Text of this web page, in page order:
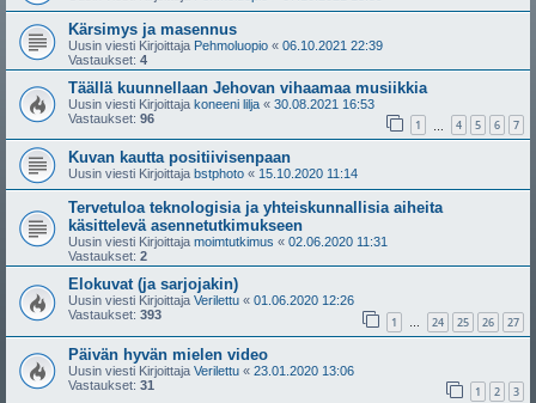
Kärsimys ja masennus
Uusin viesti Kirjoittaja Pehmoluopio « 06.10.2021 22:39
Vastaukset: 4
Täällä kuunnellaan Jehovan vihaamaa musiikkia
Uusin viesti Kirjoittaja koneeni lilja « 30.08.2021 16:53
Vastaukset: 96 1 4 5 6 7
Kuvan kautta positiivisenpaan
Uusin viesti Kirjoittaja bstphoto « 15.10.2020 11:14
Tervetuloa teknologisia ja yhteiskunnallisia aiheita
käsittelevä asennetutkimukseen
Uusin viesti Kirjoittaja moimtutkimus « 02.06.2020 11:31
Vastaukset: 2
Elokuvat (ja sarjojakin)
Uusin viesti Kirjoittaja Verilettu « 01.06.2020 12:26
Vastaukset: 393 1 … 24 25 26 27
Päivän hyvän mielen video
Uusin viesti Kirjoittaja Verilettu « 23.01.2020 13:06
Vastaukset: 31 1 2 3